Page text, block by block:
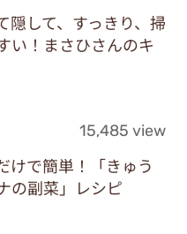
隠して、すっきり、掃
い！まさひさんのキ
15,485 view
けで簡単！「きゅう
の副菜」レシピ